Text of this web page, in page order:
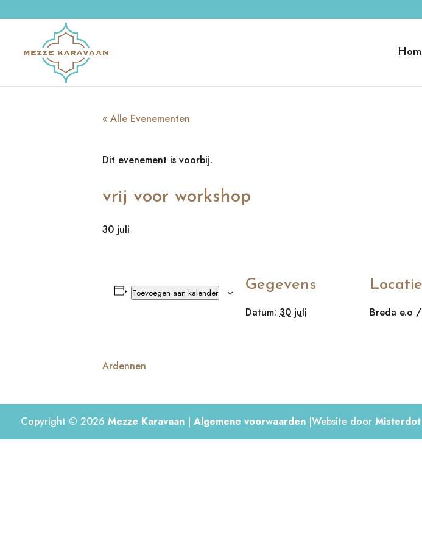
« Alle Evenementen
Dit evenement is voorbij.
vrij voor workshop
30 juli
Toevoegen aan kalender Gegevens
Datum: 30 juli
Locatie
Breda e.o
Ardennen
Copyright © 2026 Mezze Karavaan| Algemene voorwaarden|Website door Misterdot